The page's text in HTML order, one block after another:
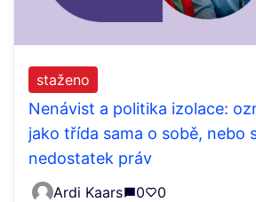
Nenávist a politika izolace:
jako třída sama o sobě, nebo
nedostatek práv
staženo
Ardi Kaars 0 0